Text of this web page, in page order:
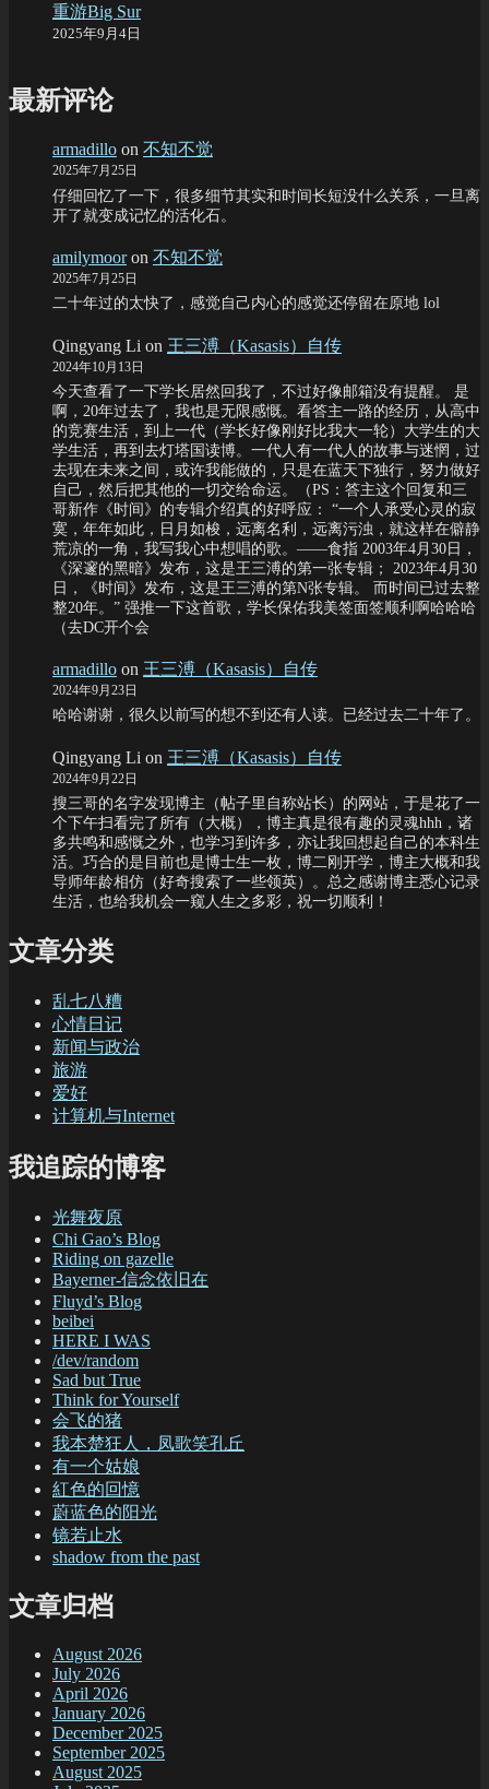
重游Big Sur
2025年9月4日
最新评论
armadillo on 不知不觉
2025年7月25日
仔细回忆了一下，很多细节其实和时间长短没什么关系，一旦离
开了就变成记忆的活化石。
amilymooron 不知不觉
2025年7月25日
二十年过的太快了，感觉自己内心的感觉还停留在原地 lol
Qingyang Li on 王三溥（Kasasis）自传
2024年10月13日
今天查看了一下学长居然回我了，不过好像邮箱没有提醒。 是
啊，20年过去了，我也是无限感慨。看答主一路的经历，从高中
的竞赛生活，到上一代（学长好像刚好比我大一轮）大学生的大
学生活，再到去灯塔国读博。一代人有一代人的故事与迷惘，过
去现在未来之间，或许我能做的，只是在蓝天下独行，努力做好
自己，然后把其他的一切交给命运。（PS：答主这个回复和三
哥新作《时间》的专辑介绍真的好呼应： “一个人承受心灵的寂
寞，年年如此，日月如梭，远离名利，远离污浊，就这样在僻静
荒凉的一角，我写我心中想唱的歌。——食指 2003年4月30日，
《深邃的黑暗》发布，这是王三溥的第一张专辑； 2023年4月30
日，《时间》发布，这是王三溥的第N张专辑。 而时间已过去整
整20年。” 强推一下这首歌，学长保佑我美签面签顺利啊哈哈哈
（去DC开个会
armadillo on 王三溥（Kasasis）自传
2024年9月23日
哈哈谢谢，很久以前写的想不到还有人读。已经过去二十年了。
Qingyang Li on 王三溥（Kasasis）自传
2024年9月22日
搜三哥的名字发现博主（帖子里自称站长）的网站，于是花了一
个下午扫看完了所有（大概），博主真是很有趣的灵魂hhh，诸
多共鸣和感慨之外，也学习到许多，亦让我回想起自己的本科生
活。巧合的是目前也是博士生一枚，博二刚开学，博主大概和我
导师年龄相仿（好奇搜索了一些领英）。总之感谢博主悉心记录
生活，也给我机会一窥人生之多彩，祝一切顺利！
文章分类
乱七八糟
心情日记
新闻与政治
旅游
爱好
计算机与Internet
我追踪的博客
光舞夜原
Chi Gao’s Blog
Riding on gazelle
Bayerner-信念依旧在
Fluyd’s Blog
beibei
HERE I WAS
/dev/random
Sad but True
Think for Yourself
会飞的猪
我本楚狂人，凤歌笑孔丘
有一个姑娘
紅色的回憶
蔚蓝色的阳光
镜若止水
shadow from the past
文章归档
August 2026
July 2026
April 2026
January 2026
December 2025
September 2025
August 2025